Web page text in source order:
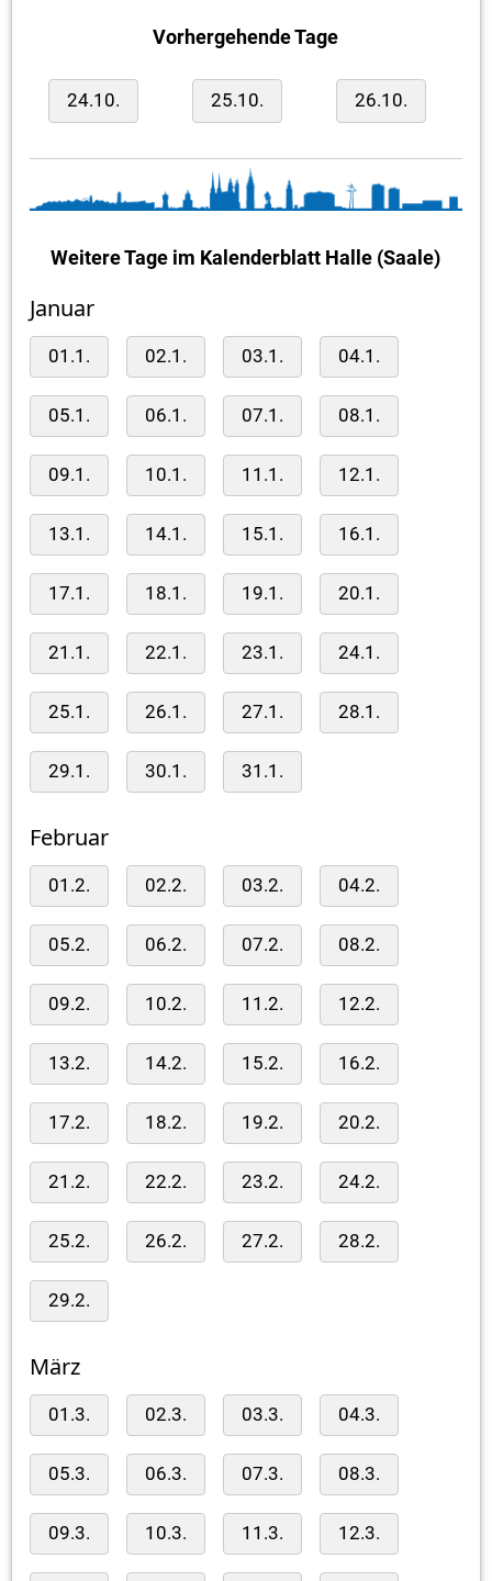
Vorhergehende Tage
24.10. 25.10. 26.10.
Weitere Tage im Kalenderblatt Halle (Saale)
Januar
01.1. 02.1. 03.1. 04.1.
05.1. 06.1. 07.1. 08.1.
09.1. 10.1. 11.1. 12.1.
13.1. 14.1. 15.1. 16.1.
17.1. 18.1. 19.1. 20.1.
21.1. 22.1. 23.1. 24.1.
25.1. 26.1. 27.1. 28.1.
29.1. 30.1. 31.1.
Februar
01.2. 02.2. 03.2. 04.2.
05.2. 06.2. 07.2. 08.2.
09.2. 10.2. 11.2. 12.2.
13.2. 14.2. 15.2. 16.2.
17.2. 18.2. 19.2. 20.2.
21.2. 22.2. 23.2. 24.2.
25.2. 26.2. 27.2. 28.2.
29.2.
März
01.3. 02.3. 03.3. 04.3.
05.3. 06.3. 07.3. 08.3.
09.3. 10.3. 11.3. 12.3.